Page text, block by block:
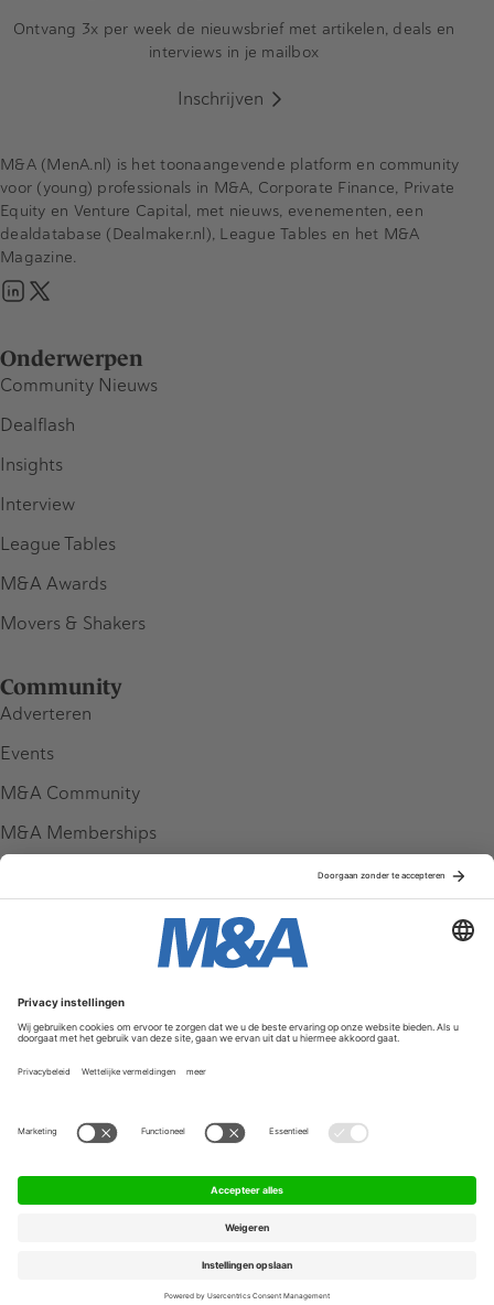
Ontvang 3x per week de nieuwsbrief met artikelen, deals en
interviews in je mailbox
Inschrijven
Onderwerpen
Community Nieuws
Dealflash
Insights
Interview
League Tables
M&A Awards
Movers & Shakers
Community
Adverteren
Events
M&A Community
M&A Memberships
Service & Contact
Contact
FAQ
Werken bij ons
Algemene Voorwaarden
M&A (MenA.nl) is het toonaangevende platform en community
voor (young) professionals in M&A, Corporate Finance, Private
Equity en Venture Capital, met nieuws, evenementen, een
dealdatabase (Dealmaker.nl), League Tables en het M&A
Magazine.